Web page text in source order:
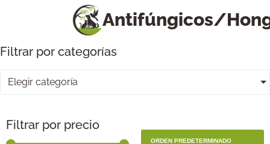
Antifúngicos/
Filtrar por categorías
Elegir categoría
Filtrar por precio